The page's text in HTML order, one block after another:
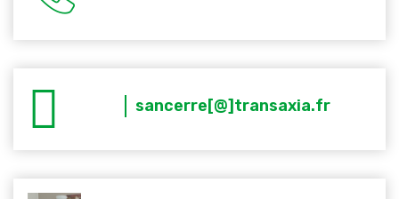
sancerre[@]transaxia.fr